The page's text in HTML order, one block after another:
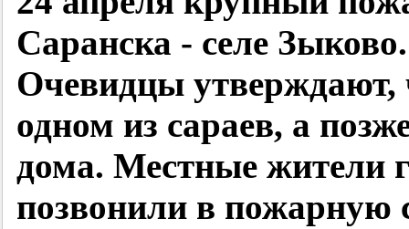
Саранска - селе
Очевидцы утверждают,
одном из сараев, а
дома. Местные жители
позвонили в пожарную